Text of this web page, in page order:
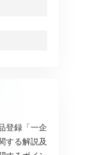
登録「一企
する解説及